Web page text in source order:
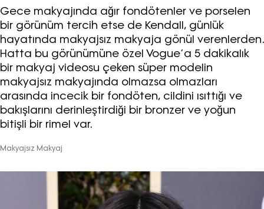
Gece makyajında ağır fondötenler ve porselen
bir görünüm tercih etse de Kendall, günlük
hayatında makyajsız makyaja gönül verenlerden.
Hatta bu görünümüne özel Vogue’a 5 dakikalık
bir makyaj videosu çeken süper modelin
makyajsız makyajında olmazsa olmazları
arasında incecik bir fondöten, cildini ısıttığı ve
bakışlarını derinleştirdiği bir bronzer ve yoğun
bitişli bir rimel var.
Makyajsız Makyaj